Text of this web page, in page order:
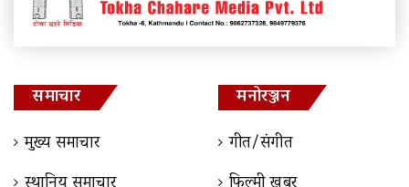
समाचार
मुख्य समाचार
मनोरञ्जन
गीत/संगीत